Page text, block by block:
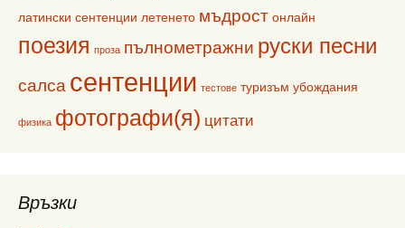
латински сентенции летенето мъдрост онлайн
поезия проза пълнометражни руски песни
салса сентенции тестове туризъм убождания
физика фотографи(я) цитати
Връзки